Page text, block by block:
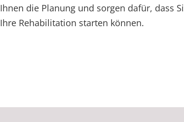
Ihnen die Planung und sorgen dafür, dass
Ihre Rehabilitation starten können.